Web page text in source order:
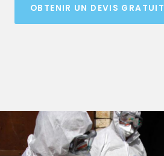
OBTENIR UN DEVIS GRATUIT